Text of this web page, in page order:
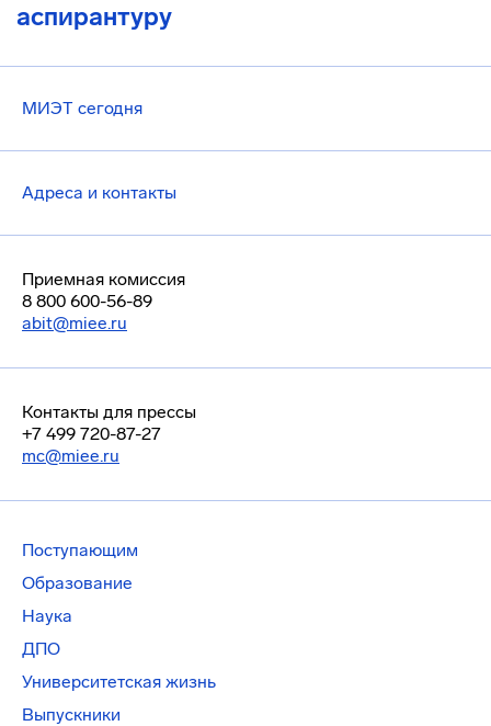
аспирантуру
МИЭТ сегодня
Адреса и контакты
Приемная комиссия
8 800 600-56-89
abit@miee.ru
Контакты для прессы
+7 499 720-87-27
mc@miee.ru
Поступающим
Образование
Наука
ДПО
Университетская жизнь
Выпускники